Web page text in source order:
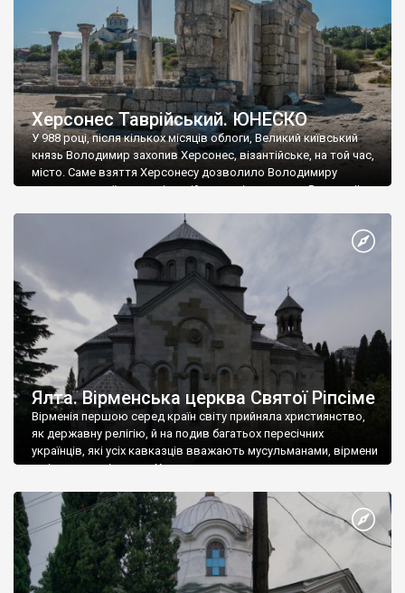
Херсонес Таврійський. ЮНЕСКО
У 988 році, після кількох місяців облоги, Великий київський
князь Володимир захопив Херсонес, візантійське, на той час,
місто. Саме взяття Херсонесу дозволило Володимиру
диктувати свої умови візантійському імператору Василю ІІ, та
Херсонесі Володимир-язичник, став Василем-християнином.
А потім було Хрещення Русі. На честь Херсонесу Таврійського
Ялта. Вірменська церква Святої Ріпсіме
Вірменія першою серед країн світу прийняла християнство,
як державну релігію, й на подив багатьох пересічних
українців, які усіх кавказців вважають мусульманами, вірмени
є відданими вірянами Христа